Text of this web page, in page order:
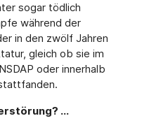
sogar tödlich
während der
in den zwölf Jahren
gleich ob sie im
oder innerhalb
...